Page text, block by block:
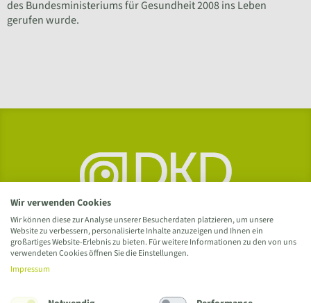
des Bundesministeriums für Gesundheit 2008 ins Leben
gerufen wurde.
Wir verwenden Cookies
Wir können diese zur Analyse unserer Besucherdaten platzieren, um unsere
Website zu verbessern, personalisierte Inhalte anzuzeigen und Ihnen ein
großartiges Website-Erlebnis zu bieten. Für weitere Informationen zu den von uns
verwendeten Cookies öffnen Sie die Einstellungen.
Impressum